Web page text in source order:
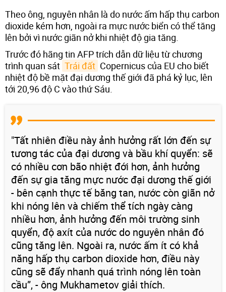
Theo ông, nguyên nhân là do nước ấm hấp thụ carbon
dioxide kém hơn, ngoài ra mực nước biển có thể tăng
lên bởi vì nước giãn nở khi nhiệt độ gia tăng.
Trước đó hãng tin AFP trích dẫn dữ liệu từ chương
trình quan sát Trái đất Copernicus của EU cho biết
nhiệt độ bề mặt đại dương thế giới đã phá kỷ lục, lên
tới 20,96 độ C vào thứ Sáu.
"Tất nhiên điều này ảnh hưởng rất lớn đến sự
tương tác của đại dương và bầu khí quyển: sẽ
có nhiều cơn bão nhiệt đới hơn, ảnh hưởng
đến sự gia tăng mực nước đại dương thế giới
- bên cạnh thực tế băng tan, nước còn giãn nở
khi nóng lên và chiếm thể tích ngày càng
nhiều hơn, ảnh hưởng đến môi trường sinh
quyển, độ axít của nước do nguyên nhân đó
cũng tăng lên. Ngoài ra, nước ấm ít có khả
năng hấp thụ carbon dioxide hơn, điều này
cũng sẽ đẩy nhanh quá trình nóng lên toàn
cầu”, - ông Mukhametov giải thích.